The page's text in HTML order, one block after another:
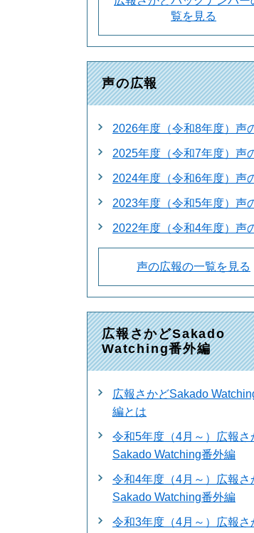
覧を見る
声の広報
2026年度（令和8年度）声
2025年度（令和7年度）声
2024年度（令和6年度）声
2023年度（令和5年度）声
2022年度（令和4年度）声
声の広報の一覧を見る
広報さかどSakado
Watching番外編
広報さかどSakado
編とは
令和5年度（4月～）広報さ
Sakado Watching番外編
令和4年度（4月～）広報さ
Sakado Watching番外編
令和3年度（4月～）広報さ